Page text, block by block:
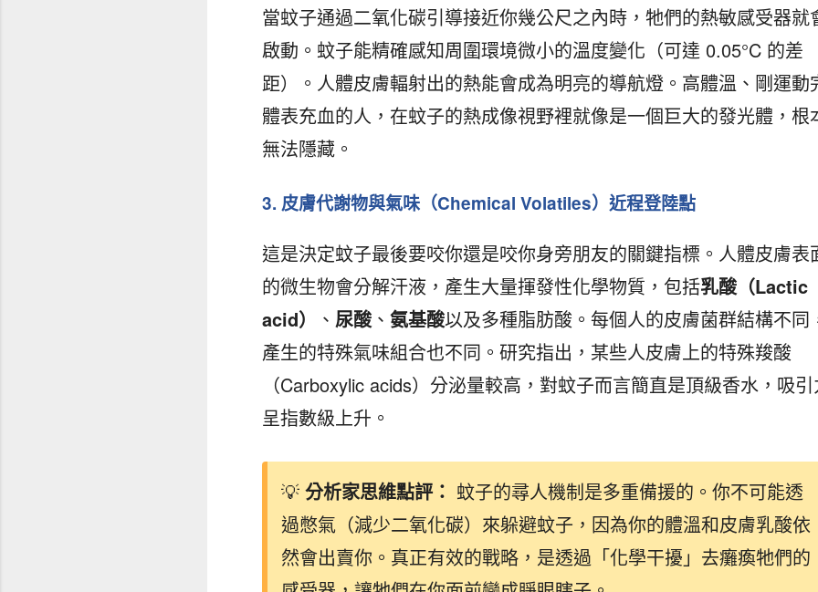
當蚊子通過二氧化碳引導接近你幾公尺之內時，牠們的熱敏感受器就
啟動。蚊子能精確感知周圍環境微小的溫度變化（可達 0.05°C 的差
距）。人體皮膚輻射出的熱能會成為明亮的導航燈。高體溫、剛運動
體表充血的人，在蚊子的熱成像視野裡就像是一個巨大的發光體，根
無法隱藏。
3. 皮膚代謝物與氣味（Chemical Volatiles）近程登陸點
這是決定蚊子最後要咬你還是咬你身旁朋友的關鍵指標。人體皮膚表
的微生物會分解汗液，產生大量揮發性化學物質，包括乳酸（Lactic
acid）
、 尿酸 、 氨基酸以及多種脂肪酸。每個人的皮膚菌群結構不同
產生的特殊氣味組合也不同。研究指出，某些人皮膚上的特殊羧酸
（Carboxylic acids）分泌量較高，對蚊子而言簡直是頂級香水，吸引
呈指數級上升。
💡 分析家思維點評： 蚊子的尋人機制是多重備援的。你不可能透
過憋氣（減少二氧化碳）來躲避蚊子，因為你的體溫和皮膚乳酸依
然會出賣你。真正有效的戰略，是透過「化學干擾」去癱瘓牠們的